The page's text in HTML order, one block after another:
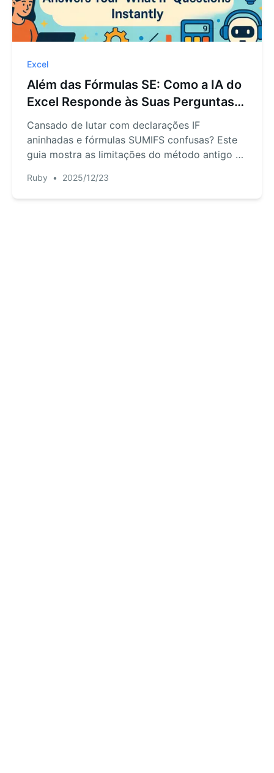
Excel
Além das Fórmulas SE: Como a IA do
Excel Responde às Suas Perguntas
de 'E Se' Instantaneamente
Cansado de lutar com declarações IF
aninhadas e fórmulas SUMIFS confusas? Este
guia mostra as limitações do método antigo e
Excel. Transforme suas complexas perguntas
de 'e se' em respostas instantâneas.
Ruby • 2025/12/23